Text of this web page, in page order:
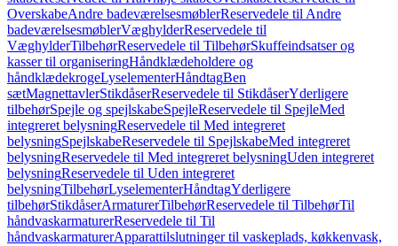
OverskabeAndre badeværelsesmøblerReservedele til Andre
badeværelsesmøblerVæghylderReservedele til
VæghylderTilbehørReservedele til TilbehørSkuffeindsatser og
kasser til organiseringHåndklædeholdere og
håndklædekrogeLyselementerHåndtagBen
sætMagnettavlerStikdåserReservedele til StikdåserYderligere
tilbehørSpejle og spejlskabeSpejleReservedele til SpejleMed
integreret belysningReservedele til Med integreret
belysningSpejlskabeReservedele til SpejlskabeMed integreret
belysningReservedele til Med integreret belysningUden integreret
belysningReservedele til Uden integreret
belysningTilbehørLyselementerHåndtagYderligere
tilbehørStikdåserArmaturerTilbehørReservedele til TilbehørTil
håndvaskarmaturerReservedele til Til
håndvaskarmaturerApparattilslutninger til vaskeplads, køkkenvask,